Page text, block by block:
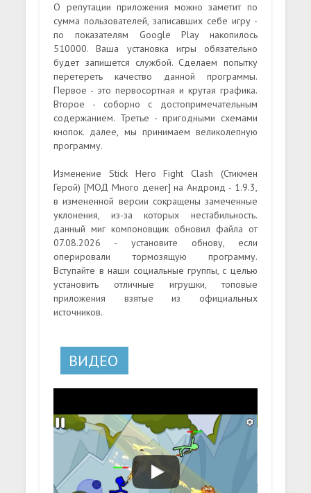
О репутации приложения можно заметит по
сумма пользователей, записавших себе игру -
по показателям Google Play накопилось
510000. Ваша установка игры обязательно
будет запишется службой. Сделаем попытку
перетереть качество данной программы.
Первое - это первосортная и крутая графика.
Второе - соборно с достопримечательным
содержанием. Третье - пригодными схемами
кнопок. далее, мы принимаем великолепную
программу.
Изменение Stick Hero Fight Clash (Стикмен
Герой) [МОД Много денег] на Андроид - 1.9.3,
в измененной версии сокращены замеченные
уклонения, из-за которых нестабильность.
данный миг компоновщик обновил файла от
07.08.2026 - установите обнову, если
оперировали тормозящую программу.
Вступайте в наши социальные группы, с целью
установить отличные игрушки, топовые
приложения взятые из официальных
источников.
ВИДЕО